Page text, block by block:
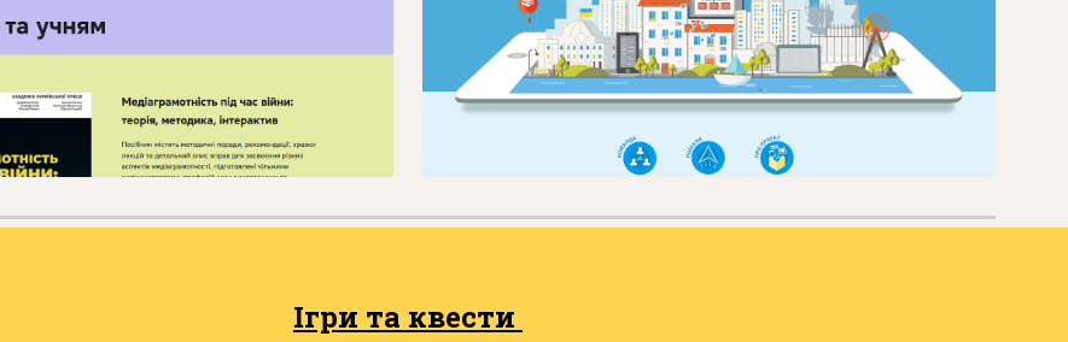
Ігри та квести